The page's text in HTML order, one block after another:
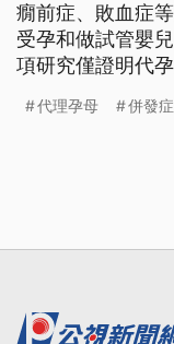
癇前症、敗血症
受孕和做試管嬰
項研究僅證明代
Leach Scully）
代理孕母 併發症